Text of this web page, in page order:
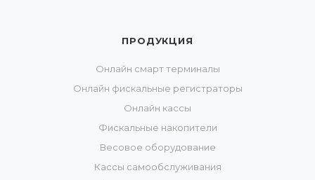
ПРОДУКЦИЯ
Онлайн смарт терминалы
Онлайн фискальные регистраторы
Онлайн кассы
Фискальные накопители
Весовое оборудование
Кассы самообслуживания